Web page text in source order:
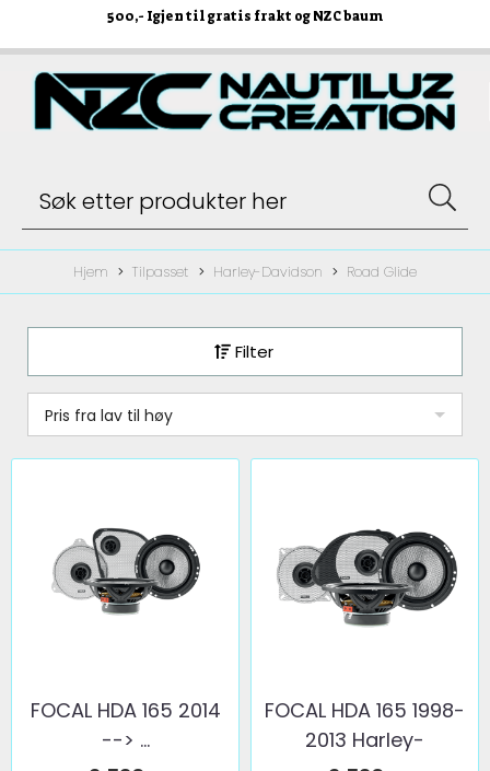
500,- Igjen til gratis frakt og NZC baum
Hjem Tilpasset Harley-Davidson Road Glide
Filter
Pris fra lav til høy
FOCAL HDA 165 2014
--> ...
FOCAL HDA 165 1998-
2013 Harley-